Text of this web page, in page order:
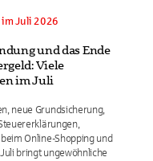
Juli 2026
und das Ende
Viele
im Juli
neue Grundsicherung,
Online-Shopping und
bringt ungewöhnliche